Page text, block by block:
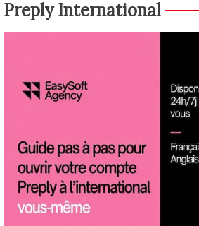
Preply International